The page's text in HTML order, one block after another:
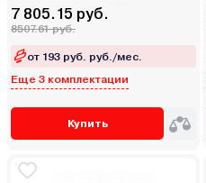
7 805.15 руб.
8507.61 руб.
от 193 руб. руб./мес.
Еще 3 комплектации
Купить